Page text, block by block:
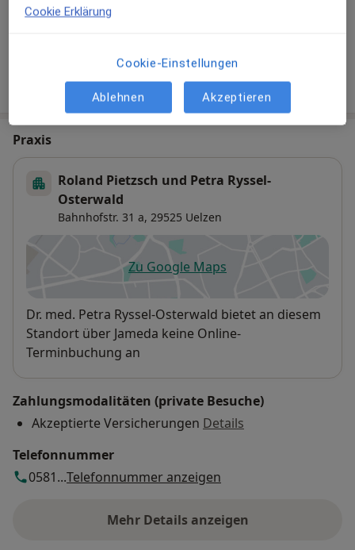
vor Veröffentlichung kostenfrei über neue
Patienten-Feedbacks per E-Mail informieren.
Jetzt als Arzt anmelden
Praxis
Roland Pietzsch und Petra Ryssel-
Osterwald
Bahnhofstr. 31 a, 29525 Uelzen
Zu Google Mapsöffnet in einer neuen
Verfügbarkeit
Dr. med. Petra Ryssel-Osterwald bietet an diesem
Standort über Jameda keine Online-
Terminbuchung an
Zahlungsmodalitäten (private Besuche)
Akzeptierte Versicherungen Details
Telefonnummer
0581...Telefonnummer anzeigen
Mehr Details anzeigen
über die Adresse
Cookie Erklärung
Cookie-Einstellungen
Ablehnen Akzeptieren